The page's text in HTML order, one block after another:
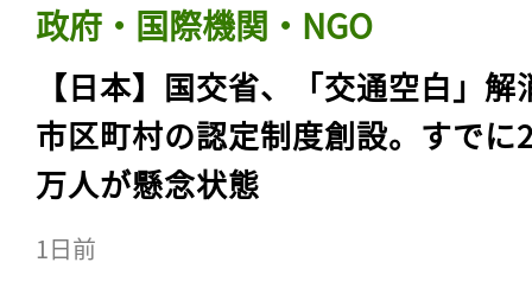
政府・国際機関・NGO
【日本】国交省、「交通空白」解
市区町村の認定制度創設。すでに
万人が懸念状態
1日前